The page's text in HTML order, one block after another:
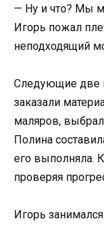
— Ну и что? Мы
Игорь пожал
неподходящий
Следующие две
заказали
маляров,
Полина
его выполняла.
проверяя
Игорь